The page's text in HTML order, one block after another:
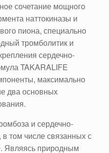
сочетание мощного
наттокиназы и
пиона, специально
тромболитик и
сердечно-
TAKARALIFE
максимально
два основных
и сердечно-
том числе связанных с
Являясь природным